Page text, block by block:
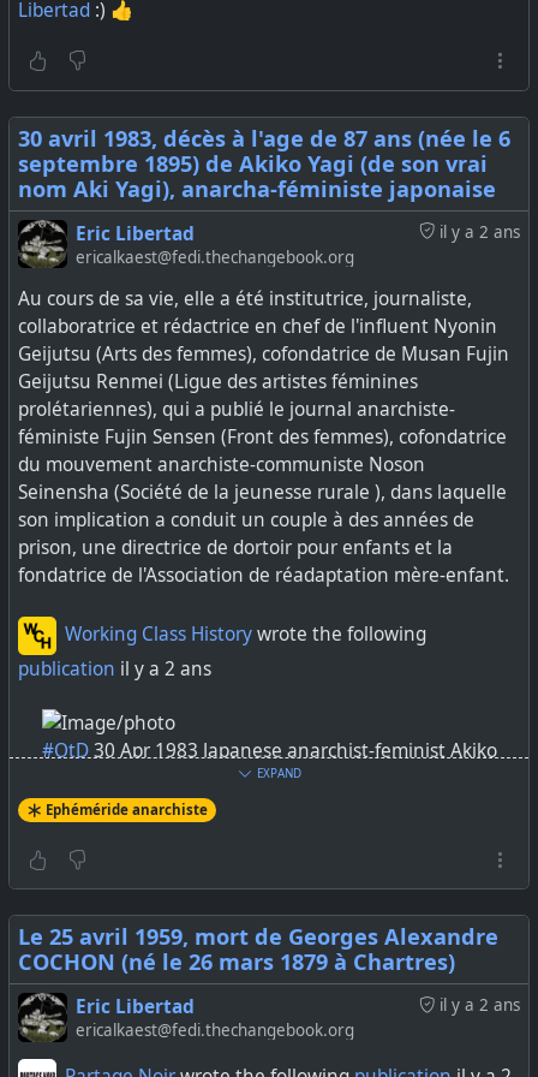
"profileKeyCredentialExpiration": REDACTED,
"profileKey": "REDACTED",
"profileName": "REDACTED",
"note": "",
"messageRequestResponseType": 2,
"profileSharing": false,
"storageUnknownFields": "",
"hideStory": false,
"isArchived": false,
"markedUnread": false,
"storageVersion": 33,
"needsStorageServiceSync": true,
"muteExpiresAt": 0,
"colorFromPrimary": 2,
"about": "REDACTED",
"aboutEmoji": "",
"sharingPhoneNumber": false,
"capabilities": {
"profiles_v2": false,
"attachmentBackfill": true,
"spqr": true,
"usernameChangeSyncMessage": false
"lastProfile": {
"profileKey": "REDACTED",
"profileKeyVersion": "REDACTED"
"unreadMentionsCount": 0,
"lastMessage": "",
"lastMessageReceivedAt": REDACTED,
"timestamp": null,
"expireTimer": 86400,
"draftBodyRanges": [],
"draftChanged": false,
"draftIsViewOnce": false,
"draftTimestamp": null,
"draftAttachments": [],
article2713=
https://fr.wikipedia.org/wiki/Anna_G%C3%B6tze
#resistanceantinazi
Libertad :) 👍
30 avril 1983, décès à l'age de 87 ans (née le 6
septembre 1895) de Akiko Yagi (de son vrai
nom Aki Yagi), anarcha-féministe japonaise
il y a 2 ans
Eric Libertad
ericalkaest@fedi.thechangebook.org
Au cours de sa vie, elle a été institutrice, journaliste,
collaboratrice et rédactrice en chef de l'influent Nyonin
Geijutsu (Arts des femmes), cofondatrice de Musan Fujin
Geijutsu Renmei (Ligue des artistes féminines
prolétariennes), qui a publié le journal anarchiste-
féministe Fujin Sensen (Front des femmes), cofondatrice
du mouvement anarchiste-communiste Noson
Seinensha (Société de la jeunesse rurale ), dans laquelle
son implication a conduit un couple à des années de
prison, une directrice de dortoir pour enfants et la
fondatrice de l'Association de réadaptation mère-enfant.
Working Class Historywrote the following
publication il y a 2 ans
#OtD30 Apr 1983 Japanese anarchist-feminist Akiko
Yagi died, age 87. Co-founder of Musan Fujin Geijutsu
Renmei (Proletarian Women Artists' League), she was
Noson Seinensha (Society of the Rural Youth)
https://t.co/PX9aiq4EuR
https://stories.workingclasshistory.com/article/12545/a
kiko-yagi-died?
utm_source=dlvr.it&utm_medium=mastodon
EXPAND
Ephéméride anarchiste
Le 25 avril 1959, mort de Georges Alexandre
COCHON (né le 26 mars 1879 à Chartres)
il y a 2 ans
Eric Libertad
ericalkaest@fedi.thechangebook.org